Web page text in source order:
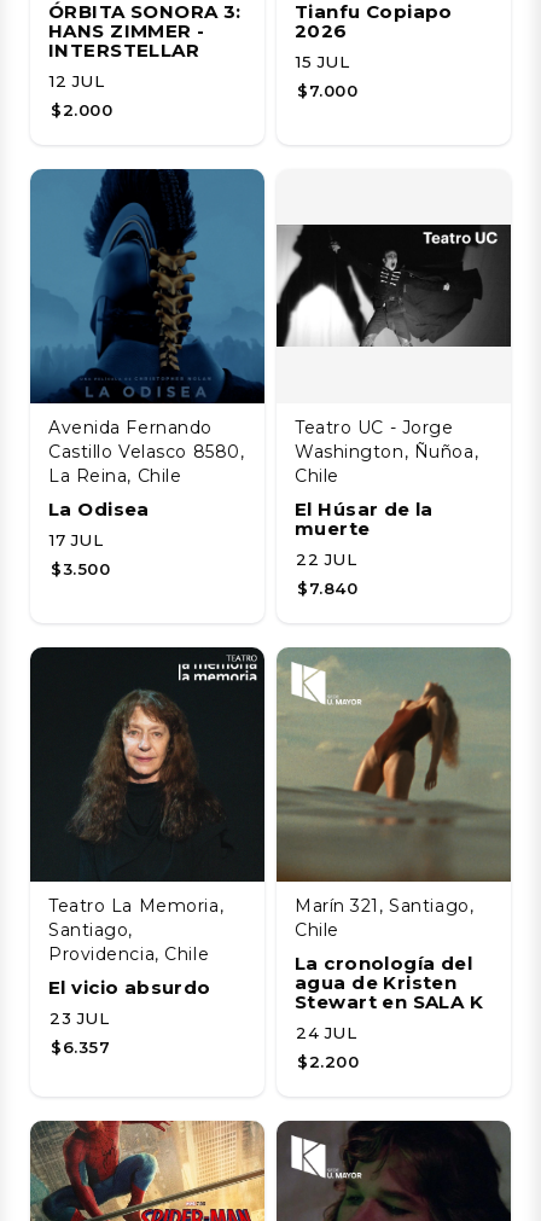
ÓRBITA SONORA 3:
HANS ZIMMER -
INTERSTELLAR
12 JUL
$2.000
Tianfu Copiapo
2026
15 JUL
$7.000
Avenida Fernando
Castillo Velasco 8580,
La Reina, Chile
La Odisea
17 JUL
$3.500
Teatro UC - Jorge
Washington, Ñuñoa,
Chile
El Húsar de la
muerte
22 JUL
$7.840
Teatro La Memoria,
Santiago,
Providencia, Chile
El vicio absurdo
23 JUL
$6.357
Marín 321, Santiago,
Chile
La cronología del
agua de Kristen
Stewart en SALA K
24 JUL
$2.200